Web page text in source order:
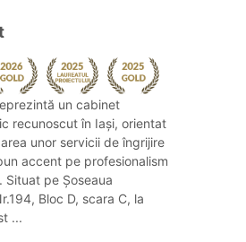
un cabinet
recunoscut în Iași, orientat
unor servicii de îngrijire
accent pe profesionalism
Situat pe Șoseaua
Bloc D, scara C, la
...